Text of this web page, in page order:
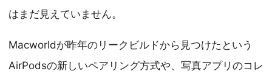
はまだ見えていません。
Macworldが昨年のリークビルドから見つけたという
AirPodsの新しいペアリング方式や、写真アプリのコレ